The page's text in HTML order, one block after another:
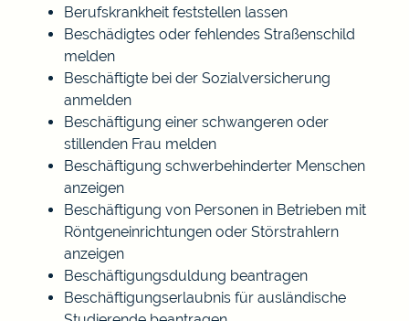
Berufskrankheit feststellen lassen
Beschädigtes oder fehlendes Straßenschild
melden
Beschäftigte bei der Sozialversicherung
anmelden
Beschäftigung einer schwangeren oder
stillenden Frau melden
Beschäftigung schwerbehinderter Menschen
anzeigen
Beschäftigung von Personen in Betrieben mit
Röntgeneinrichtungen oder Störstrahlern
anzeigen
Beschäftigungsduldung beantragen
Beschäftigungserlaubnis für ausländische